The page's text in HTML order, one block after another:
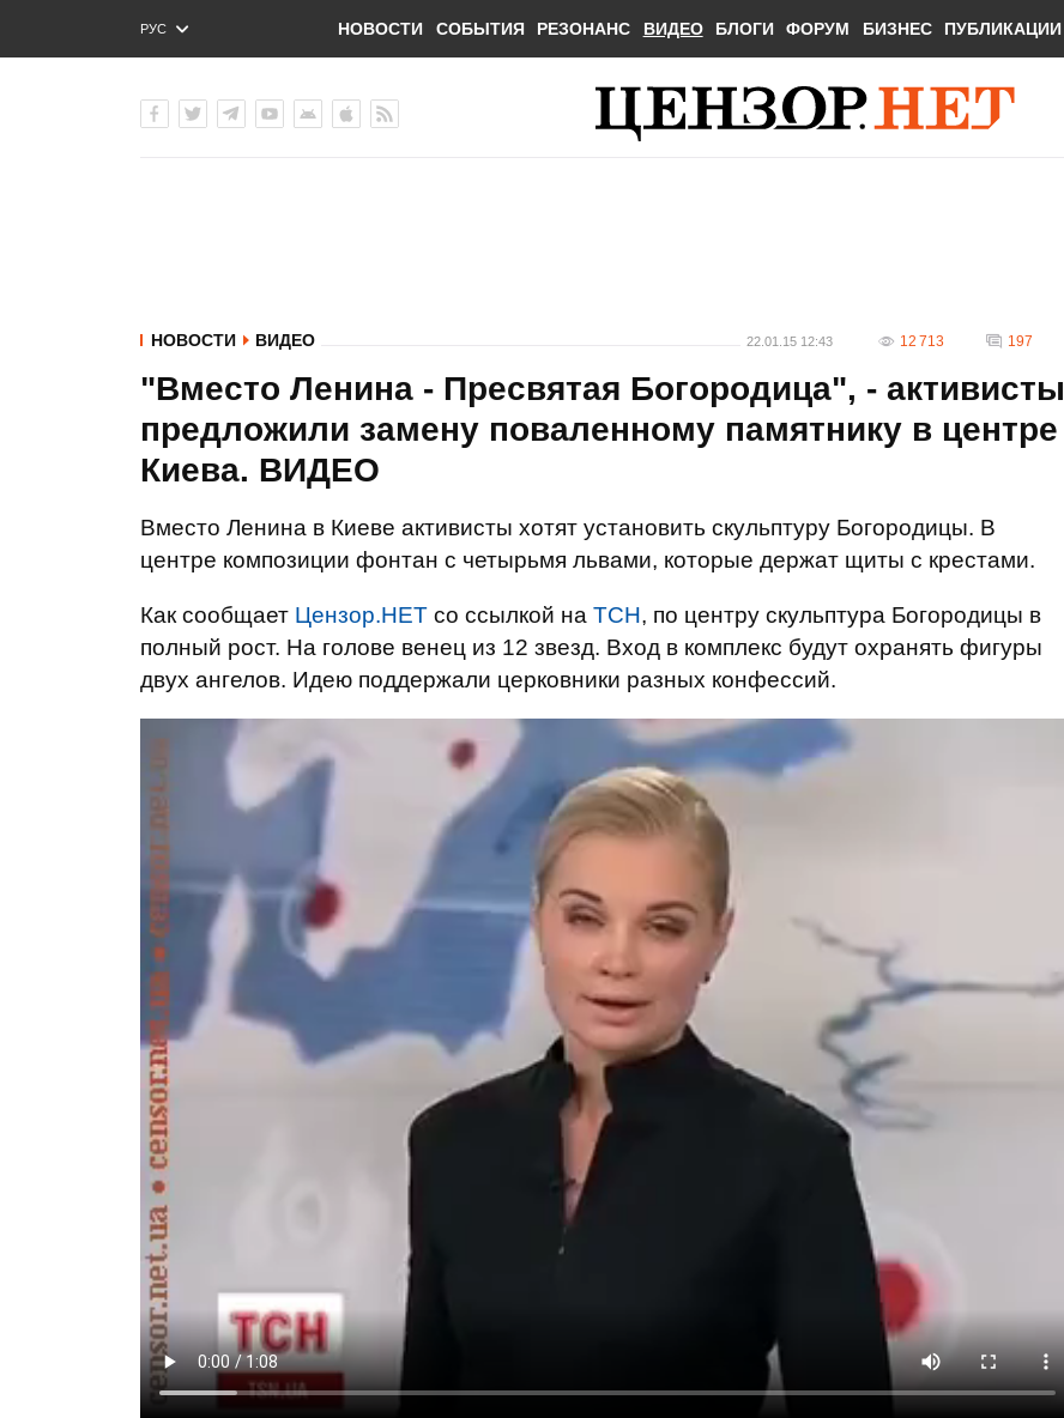
РУС
ENG
НОВОСТИ СОБЫТИЯ РЕЗОНАНС ВИДЕО БЛОГИ ФОРУМ БИЗНЕС ПУБЛИКАЦИИ
НОВОСТИ ВИДЕО 22.01.15 12:43 12 713 197
"Вместо Ленина - Пресвятая Богородица", - активисты
предложили замену поваленному памятнику в центре
Киева. ВИДЕО
Вместо Ленина в Киеве активисты хотят установить скульптуру Богородицы. В
центре композиции фонтан с четырьмя львами, которые держат щиты с крестами.
Как сообщает Цензор.НЕТ со ссылкой на ТСН, по центру скульптура Богородицы в
полный рост. На голове венец из 12 звезд. Вход в комплекс будут охранять фигуры
двух ангелов. Идею поддержали церковники разных конфессий.